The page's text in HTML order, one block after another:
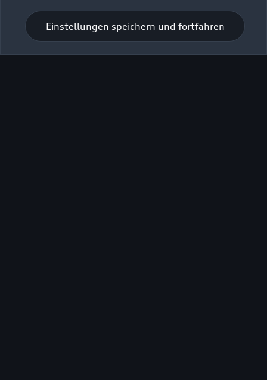
Einstellungen speichern und fortfahren
Plug-in-Hybride
Gebrauchtwagen
Saisonale Angebote
Audi Services
Support
Über Audi